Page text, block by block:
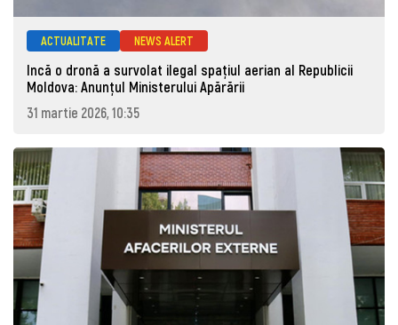
ACTUALITATE NEWS ALERT
Incă o dronă a survolat ilegal spațiul aerian al Republicii
Moldova: Anunţul Ministerului Apărării
31 martie 2026, 10:35